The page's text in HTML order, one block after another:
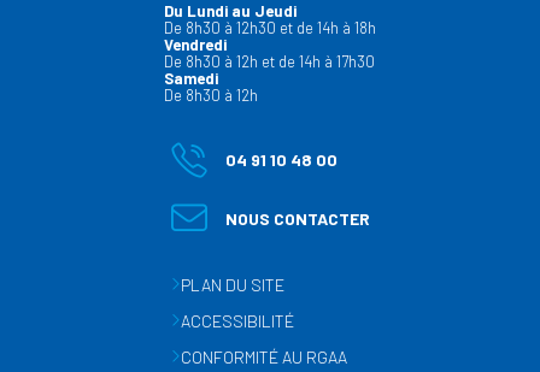
Du Lundi au Jeudi
De 8h30 à 12h30 et de 14h à 18h
Vendredi
De 8h30 à 12h et de 14h à 17h30
Samedi
De 8h30 à 12h
04 91 10 48 00
NOUS CONTACTER
PLAN DU SITE
ACCESSIBILITÉ
CONFORMITÉ AU RGAA